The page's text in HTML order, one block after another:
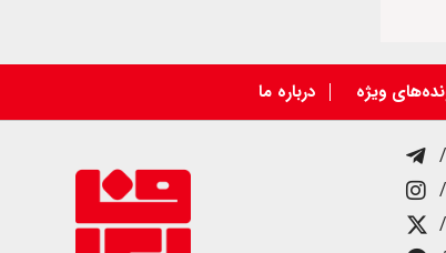
ویژه درباره ما